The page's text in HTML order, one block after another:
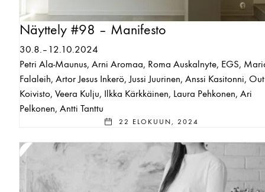
Näyttely #98 – Manifesto
30.8.–12.10.2024
Petri Ala-Maunus, Arni Aromaa, Roma Auskalnyte, EGS,
Falaleih, Artor Jesus Inkerö, Jussi Juurinen, Anssi Kasitonni,
Koivisto, Veera Kulju, Ilkka Kärkkäinen, Laura Pehkonen, Ari
Pelkonen, Antti Tanttu
22 ELOKUUN, 2024